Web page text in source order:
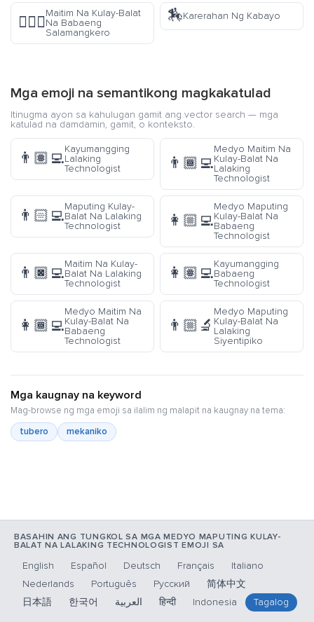
🧙🏿‍♀️
Maitim Na Kulay-Balat
Na Babaeng
Salamangkero
🏇Karerahan Ng Kabayo
Mga emoji na semantikong magkakatulad
Itinugma ayon sa kahulugan gamit ang vector search — mga
katulad na damdamin, gamit, o konteksto.
👨🏽‍💻
Kayumangging
Lalaking
Technologist
👨🏾‍💻
Medyo Maitim Na
Kulay-Balat Na
Lalaking
Technologist
👨🏻‍💻
Maputing Kulay-
Balat Na Lalaking
Technologist
👩🏼‍💻
Medyo Maputing
Kulay-Balat Na
Babaeng
Technologist
👨🏿‍💻
Maitim Na Kulay-
Balat Na Lalaking
Technologist
👩🏽‍💻
Kayumangging
Babaeng
Technologist
👩🏾‍💻
Medyo Maitim Na
Kulay-Balat Na
Babaeng
Technologist
👨🏼‍🔬
Medyo Maputing
Kulay-Balat Na
Lalaking
Siyentipiko
Mga kaugnay na keyword
Mag-browse ng mga emoji sa ilalim ng malapit na kaugnay na tema:
tubero
mekaniko
BASAHIN ANG TUNGKOL SA MGA MEDYO MAPUTING KULAY-
BALAT NA LALAKING TECHNOLOGIST EMOJI SA
English Español Deutsch Français
Italiano
Nederlands
Português Русский
简体中文
日本語
한국어 العربية हिन्दी Indonesia Tagalog